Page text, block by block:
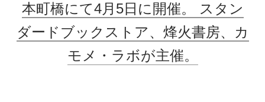
本町橋にて4月5日に開催。
スタン
ダードブックストア、烽火書房、カ
モメ・ラボが主催。